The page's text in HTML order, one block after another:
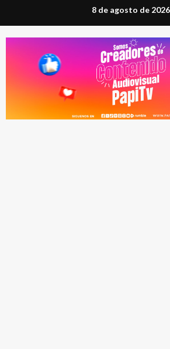
al
contenido
8 de agosto de 2026